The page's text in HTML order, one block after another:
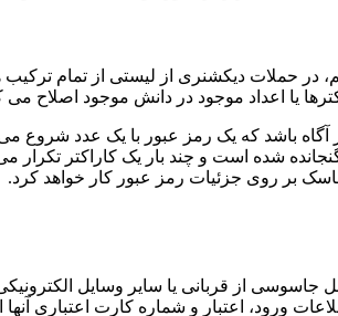
یا اعداد موجود در دانش موجود اصلاح می
آگاه باشد که یک رمز عبور با یک عدد شروع
گنجانده شده است و چند بار یک کاراکتر
بر روی جزئیات رمز عبور کار خواهد کرد.
جاسوسی از قربانی یا سایر وسایل
ورود، اعتبار و شماره کارت اعتباری